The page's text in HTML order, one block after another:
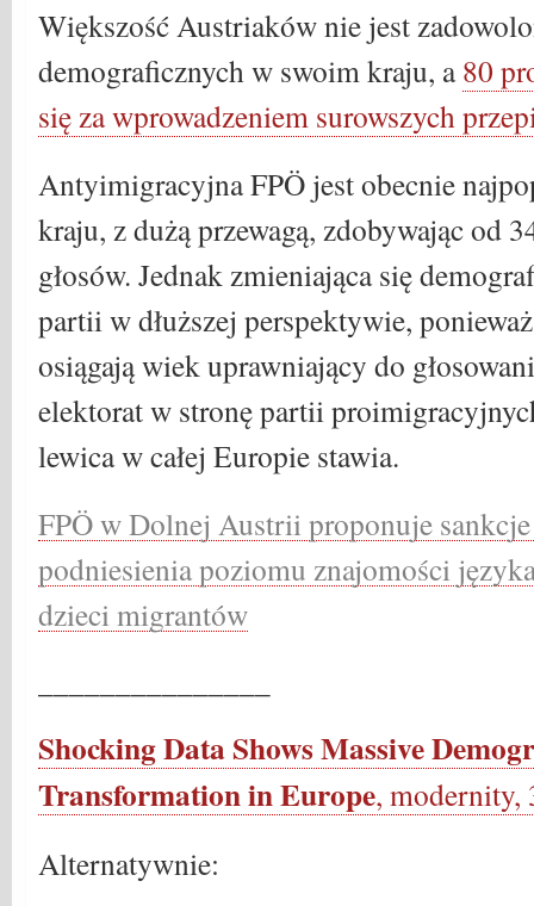
Większość Austriaków nie jest
demograficznych w swoim kraju, a80
się za wprowadzeniem surowszych
Antyimigracyjna FPÖ jest obecnie
kraju, z dużą przewagą, zdobywając od
głosów. Jednak zmieniająca się
partii w dłuższej perspektywie,
osiągają wiek uprawniający do
elektorat w stronę partii
lewica w całej Europie stawia.
FPÖ w Dolnej Austrii proponuje
podniesienia poziomu znajomości
dzieci migrantów
Shocking Data Shows Massive
Transformation in Europe, modernity,
Alternatywnie: